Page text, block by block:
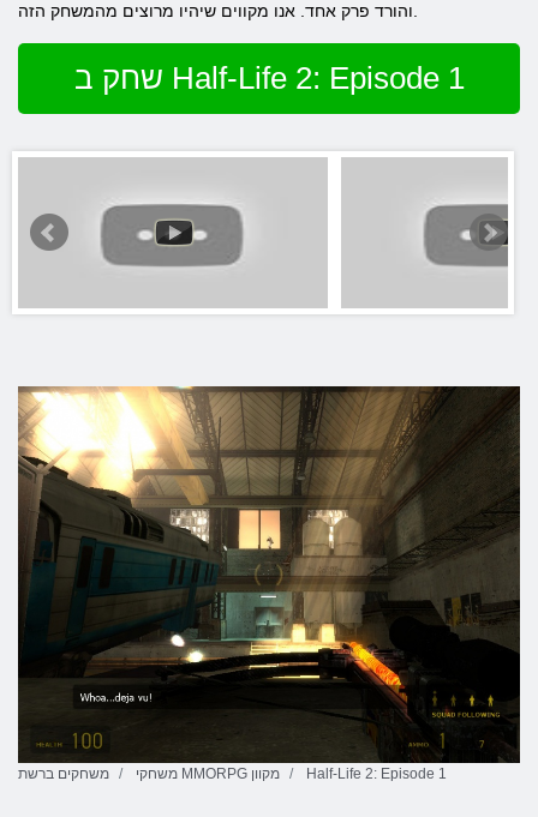
שחק ב Half-Life 2: Episode 1
משחקים ברשת משחקי MMORPG מקוון Half-Life 2: Episode 1